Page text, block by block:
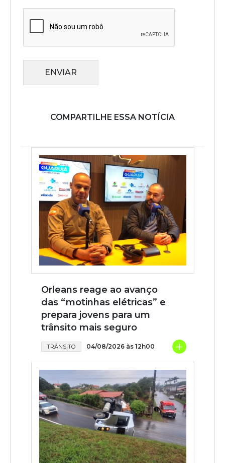
ENVIAR
COMPARTILHE ESSA NOTÍCIA
Orleans reage ao avanço
das “motinhas elétricas” e
prepara jovens para um
trânsito mais seguro
TRÂNSITO 04/08/2026 às 12h00 +